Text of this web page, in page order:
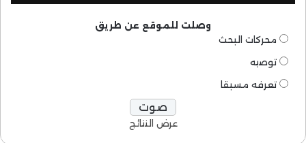
وصلت للموقع عن طريق
محركات البحث
توصيه
تعرفه مسبقا
عرض النتائج